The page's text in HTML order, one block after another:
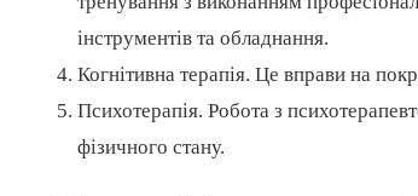
інструментів та обладнання.
Когнітивна терапія. Це вправи на
Психотерапія. Робота з
фізичного стану.